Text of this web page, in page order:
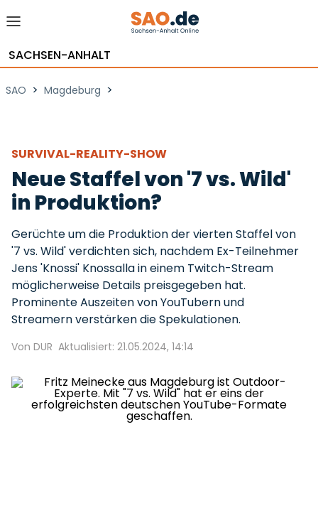
SACHSEN-ANHALT
SAO > Magdeburg >
SURVIVAL-REALITY-SHOW
Neue Staffel von '7 vs. Wild'
in Produktion?
Gerüchte um die Produktion der vierten Staffel von
'7 vs. Wild' verdichten sich, nachdem Ex-Teilnehmer
Jens 'Knossi' Knossalla in einem Twitch-Stream
möglicherweise Details preisgegeben hat.
Prominente Auszeiten von YouTubern und
Streamern verstärken die Spekulationen.
Von DUR Aktualisiert: 21.05.2024, 14:14